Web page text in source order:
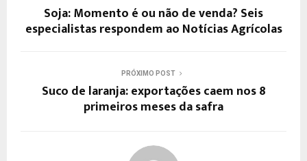
Soja: Momento é ou não de venda? Seis
especialistas respondem ao Notícias Agrícolas
PRÓXIMO POST
Suco de laranja: exportações caem nos 8
primeiros meses da safra